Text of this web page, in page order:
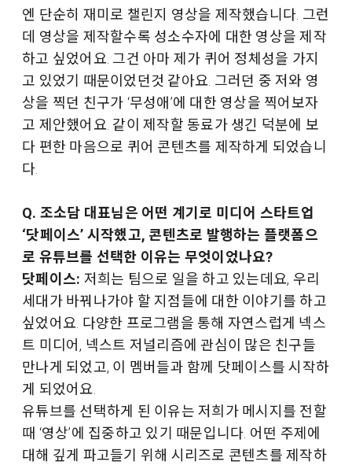
엔 단순히 재미로 챌린지 영상을 제작했습니다. 그런
데 영상을 제작할수록 성소수자에 대한 영상을 제작
하고 싶었어요. 그건 아마 제가 퀴어 정체성을 가지
고 있었기 때문이었던것 같아요. 그러던 중 저와 영
상을 찍던 친구가 ‘무성애’에 대한 영상을 찍어보자
고 제안했어요. 같이 제작할 동료가 생긴 덕분에 보
다 편한 마음으로 퀴어 콘텐츠를 제작하게 되었습니
다.
Q. 조소담 대표님은 어떤 계기로 미디어 스타트업
‘닷페이스’ 시작했고, 콘텐츠로 발행하는 플랫폼으
로 유튜브를 선택한 이유는 무엇이었나요?
닷페이스: 저희는 팀으로 일을 하고 있는데요, 우리
세대가 바꿔나가야 할 지점들에 대한 이야기를 하고
싶었어요. 다양한 프로그램을 통해 자연스럽게 넥스
트 미디어, 넥스트 저널리즘에 관심이 많은 친구들
만나게 되었고, 이 멤버들과 함께 닷페이스를 시작하
게 되었어요.
유튜브를 선택하게 된 이유는 저희가 메시지를 전할
때 ‘영상’에 집중하고 있기 때문입니다. 어떤 주제에
대해 깊게 파고들기 위해 시리즈로 콘텐츠를 제작하